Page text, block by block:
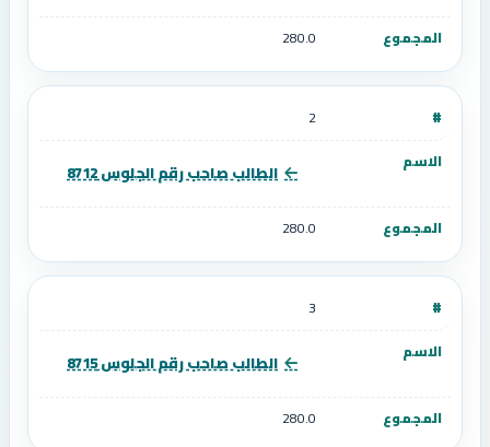
280.0
2
الطالب صاحب رقم الجلوس 8712
280.0
3
الطالب صاحب رقم الجلوس 8715
280.0